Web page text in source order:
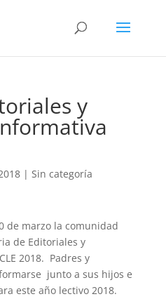
y
| Sin categoría
de marzo la comunidad
de Editoriales y
2018. Padres y
junto a sus hijos e
este año lectivo 2018.